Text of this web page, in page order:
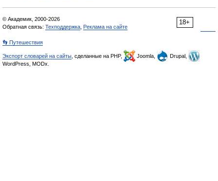
18+
© Академик, 2000-2026
Обратная связь: Техподдержка Реклама на сайте
👣 Путешествия
Экспорт словарей на сайты , сделанные на PHP, Joomla,
Drupal,
WordPress, MODx.